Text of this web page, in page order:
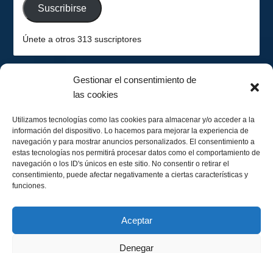
Gestionar el consentimiento de
las cookies
Utilizamos tecnologías como las cookies para almacenar y/o acceder a la
información del dispositivo. Lo hacemos para mejorar la experiencia de
navegación y para mostrar anuncios personalizados. El consentimiento a
estas tecnologías nos permitirá procesar datos como el comportamiento de
navegación o los ID's únicos en este sitio. No consentir o retirar el
consentimiento, puede afectar negativamente a ciertas características y
funciones.
Aceptar
Denegar
Suscribirse
Únete a otros 313 suscriptores
Hemisferio Sur
Calendario Lunar